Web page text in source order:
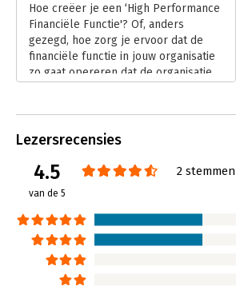
Hoe creëer je een ‘High Performance
Financiële Functie'? Of, anders
gezegd, hoe zorg je ervoor dat de
financiële functie in jouw organisatie
zo gaat opereren dat de organisatie
praktijk van André de Waal, Eelco
Lees verder
Lezersrecensies
4.5
van de 5
2 stemmen